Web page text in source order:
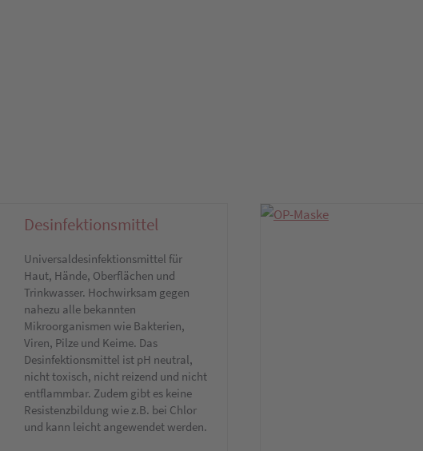
Desinfektionsmittel
Universaldesinfektionsmittel für
Haut, Hände, Oberflächen und
Trinkwasser. Hochwirksam gegen
nahezu alle bekannten
Mikroorganismen wie Bakterien,
Viren, Pilze und Keime. Das
Desinfektionsmittel ist pH neutral,
nicht toxisch, nicht reizend und nicht
entflammbar. Zudem gibt es keine
Resistenzbildung wie z.B. bei Chlor
und kann leicht angewendet werden.